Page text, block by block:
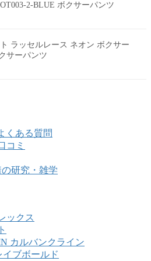
2-BLUE ボクサーパンツ
ラッセルレース ネオン ボクサー
サーパンツ
くある質問
コミ
研究・雑学
ックス
カルバンクライン
イブボールド